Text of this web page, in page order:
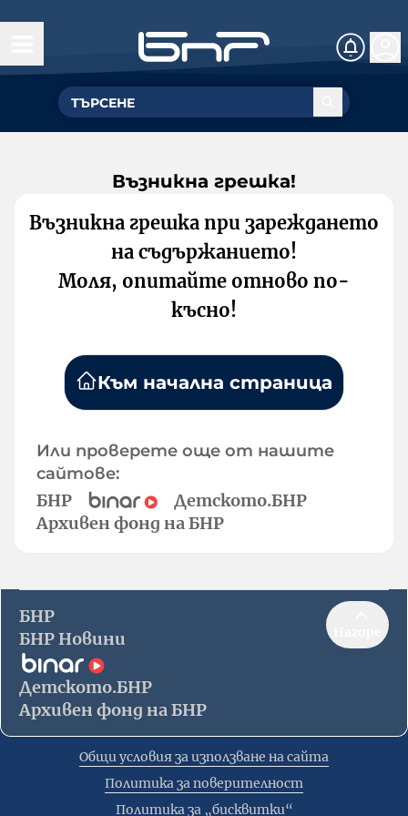
Възникна грешка!
Възникна грешка при зареждането
на съдържанието!
Моля, опитайте отново по-
късно!
Към начална страница
Или проверете още от нашите
сайтове:
БНР
Детското.БНР
Архивен фонд на БНР
БНР
БНР Новини
Детското.БНР
Архивен фонд на БНР
Общи условия за използване на сайта
Политика за поверителност
Политика за „бисквитки“